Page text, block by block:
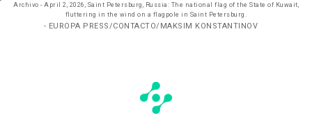
Archivo - April 2, 2026, Saint Petersburg, Russia: The national flag of the State of Kuwait,
fluttering in the wind on a flagpole in Saint Petersburg.
- EUROPA PRESS/CONTACTO/MAKSIM KONSTANTINOV